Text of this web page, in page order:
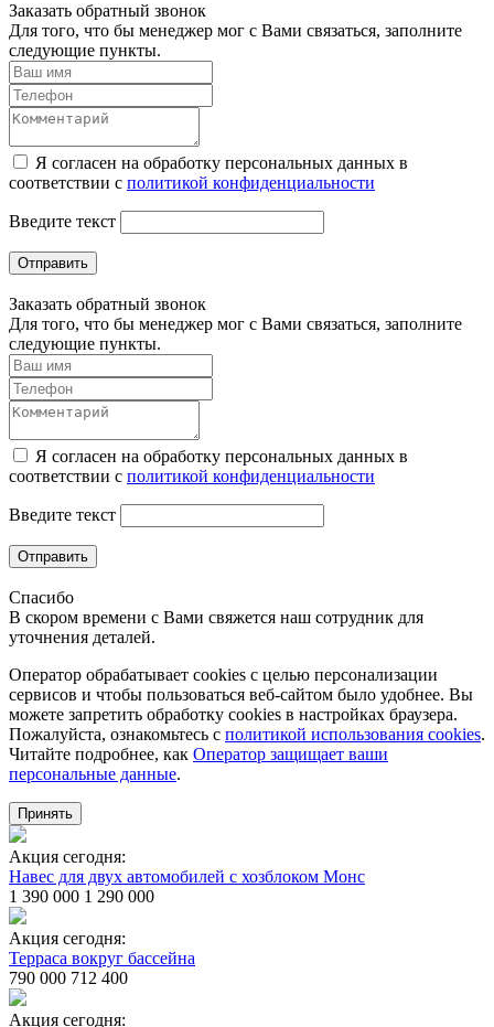
Заказать обратный звонок
Для того, что бы менеджер мог с Вами связаться, заполните
следующие пункты.
Я согласен на обработку персональных данных в
соответствии с политикой конфиденциальности
Введите текст
Отправить
Заказать обратный звонок
Для того, что бы менеджер мог с Вами связаться, заполните
следующие пункты.
Я согласен на обработку персональных данных в
соответствии с политикой конфиденциальности
Введите текст
Отправить
Спасибо
В скором времени с Вами свяжется наш сотрудник для
уточнения деталей.
Оператор обрабатывает cookies с целью персонализации
сервисов и чтобы пользоваться веб-сайтом было удобнее. Вы
можете запретить обработку сookies в настройках браузера.
Пожалуйста, ознакомьтесь с политикой использования cookies.
Читайте подробнее, как Оператор защищает ваши
персональные данные.
Принять
Акция сегодня:
Навес для двух автомобилей с хозблоком Монс
1 390 000 1 290 000
Акция сегодня:
Терраса вокруг бассейна
790 000 712 400
Акция сегодня: